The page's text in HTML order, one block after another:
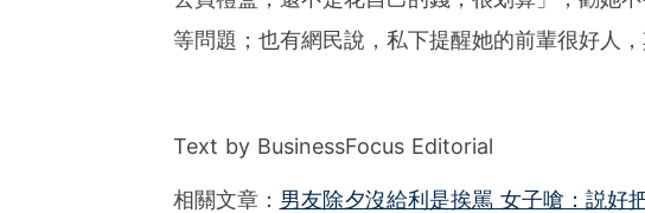
等問題；也有網民說，私下提醒她的前輩很好人
Text by BusinessFocus Editorial
相關文章： 男友除夕沒給利是挨駡 女子嗆：説好